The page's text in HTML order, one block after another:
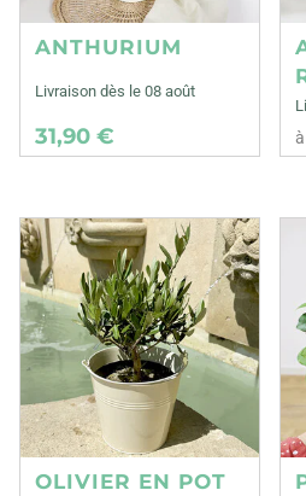
ANTHURIUM
Livraison dès le 08 août
31,90 €
OLIVIER EN POT